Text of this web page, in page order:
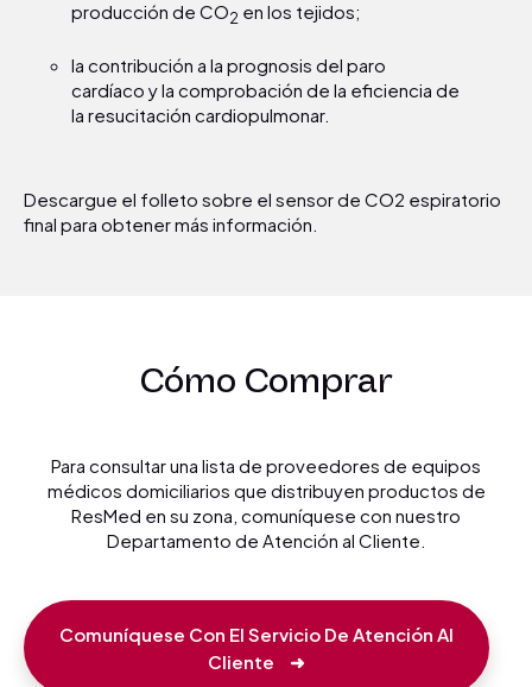
producción de CO2 en los tejidos;
la contribución a la prognosis del paro
cardíaco y la comprobación de la eficiencia de
la resucitación cardiopulmonar.
Descargue el folleto sobre el sensor de CO2 espiratorio
final para obtener más información.
Cómo Comprar
Para consultar una lista de proveedores de equipos
médicos domiciliarios que distribuyen productos de
ResMed en su zona, comuníquese con nuestro
Departamento de Atención al Cliente.
Comuníquese Con El Servicio De Atención Al
Cliente
➜